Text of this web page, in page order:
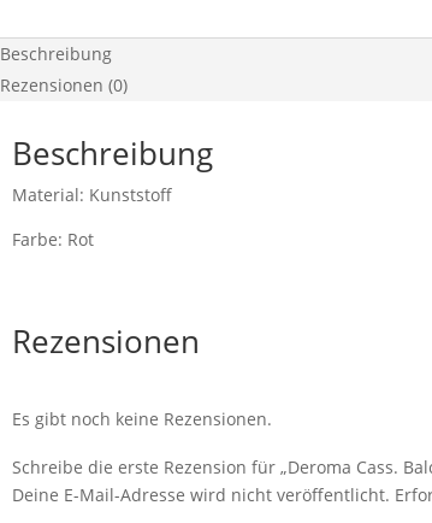
Beschreibung
Rezensionen (0)
Beschreibung
Material: Kunststoff
Farbe: Rot
Rezensionen
Es gibt noch keine Rezensionen.
Schreibe die erste Rezension für „Deroma Cass.
Deine E-Mail-Adresse wird nicht veröffentlicht.